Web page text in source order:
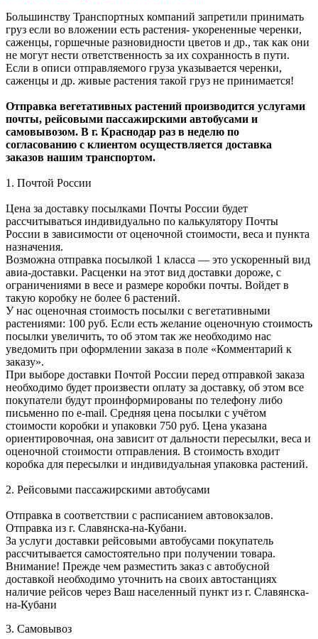
Большинству Транспортных компаний запретили принимать
груз если во вложении есть растения- укорененные черенки,
саженцы, горшечные разновидности цветов и др., так как они
не могут нести ответственность за их сохранность в пути.
Если в описи отправляемого груза указывается черенки,
саженцы и др. живые растения такой груз не принимается!
Отправка вегетативных растений производится услугами
почты, рейсовыми пассажирскими автобусами и
самовывозом. В г. Краснодар раз в неделю по
согласованию с клиентом осуществляется доставка
заказов нашим транспортом.
1. Почтой России
Цена за доставку посылками Почты России будет
рассчитываться индивидуально по калькулятору Почты
России в зависимости от оценочной стоимости, веса и пункта
назначения.
Возможна отправка посылкой 1 класса — это ускоренный вид
авиа-доставки. Расценки на этот вид доставки дороже, с
ограничениями в весе и размере коробки почты. Войдет в
такую коробку не более 6 растений.
У нас оценочная стоимость посылки с вегетативными
растениями: 100 руб. Если есть желание оценочную стоимость
посылки увеличить, то об этом так же необходимо нас
уведомить при оформлении заказа в поле «Комментарий к
заказу».
При выборе доставки Почтой России перед отправкой заказа
необходимо будет произвести оплату за доставку, об этом все
покупатели будут проинформированы по телефону либо
письменно по e-mail. Средняя цена посылки с учётом
стоимости коробки и упаковки 750 руб. Цена указана
ориентировочная, она зависит от дальности пересылки, веса и
оценочной стоимости отправления. В стоимость входит
коробка для пересылки и индивидуальная упаковка растений.
2. Рейсовыми пассажирскими автобусами
Отправка в соответствии с расписанием автовокзалов.
Отправка из г. Славянска-на-Кубани.
За услуги доставки рейсовыми автобусами покупатель
рассчитывается самостоятельно при получении товара.
Внимание! Прежде чем разместить заказ с автобусной
доставкой необходимо уточнить на своих автостанциях
наличие рейсов через Ваш населенный пункт из г. Славянска-
на-Кубани
3. Самовывоз